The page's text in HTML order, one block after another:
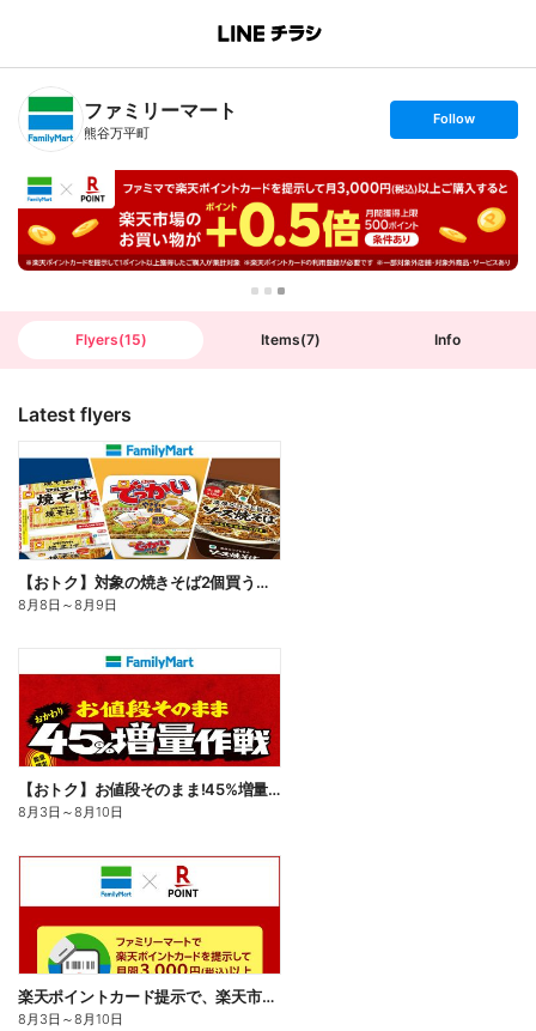
B
n
T
ファミリーマート
熊谷万平町
s
t
o
l
l
w
Follow
Flyers(15) Items(7) Info
Latest flyers
【おトク】対象の焼きそば2個買うと100円引き!
8月8日 ～8月9日
【おトク】お値段そのまま!45%増量作戦!
8月3日 ～8月10日
楽天ポイントカード提示で、楽天市場でのお買い物がおトクに!
8月3日 ～8月10日